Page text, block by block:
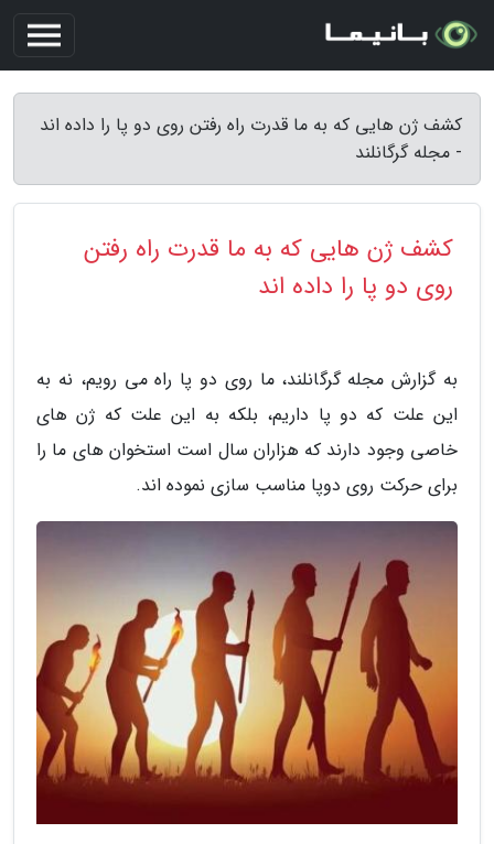
کشف ژن هایی که به ما قدرت راه رفتن روی دو پا را داده اند
- مجله گرگانلند
کشف ژن هایی که به ما قدرت راه رفتن
روی دو پا را داده اند
به گزارش مجله گرگانلند، ما روی دو پا راه می رویم، نه به
این علت که دو پا داریم، بلکه به این علت که ژن های
خاصی وجود دارند که هزاران سال است استخوان های ما را
برای حرکت روی دوپا مناسب سازی نموده اند.